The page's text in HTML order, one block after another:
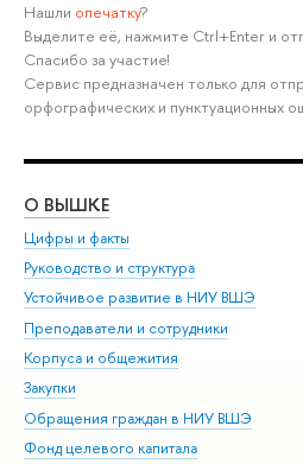
Нашли опечатку?
Выделите её, нажмите Ctrl+Enter и
Спасибо за участие!
Сервис предназначен только для
орфографических и пунктуационных
О ВЫШКЕ
Цифры и факты
Руководство и структура
Устойчивое развитие в НИУ ВШЭ
Преподаватели и сотрудники
Корпуса и общежития
Закупки
Обращения граждан в НИУ ВШЭ
Фонд целевого капитала